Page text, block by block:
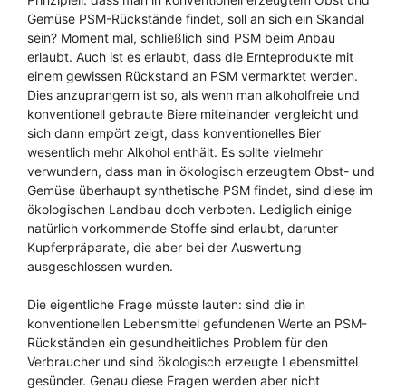
Gemüse PSM-Rückstände findet, soll an sich ein Skandal
sein? Moment mal, schließlich sind PSM beim Anbau
erlaubt. Auch ist es erlaubt, dass die Ernteprodukte mit
einem gewissen Rückstand an PSM vermarktet werden.
Dies anzuprangern ist so, als wenn man alkoholfreie und
konventionell gebraute Biere miteinander vergleicht und
sich dann empört zeigt, dass konventionelles Bier
wesentlich mehr Alkohol enthält. Es sollte vielmehr
verwundern, dass man in ökologisch erzeugtem Obst- und
Gemüse überhaupt synthetische PSM findet, sind diese im
ökologischen Landbau doch verboten. Lediglich einige
natürlich vorkommende Stoffe sind erlaubt, darunter
Kupferpräparate, die aber bei der Auswertung
ausgeschlossen wurden.
Die eigentliche Frage müsste lauten: sind die in
konventionellen Lebensmittel gefundenen Werte an PSM-
Rückständen ein gesundheitliches Problem für den
Verbraucher und sind ökologisch erzeugte Lebensmittel
gesünder. Genau diese Fragen werden aber nicht